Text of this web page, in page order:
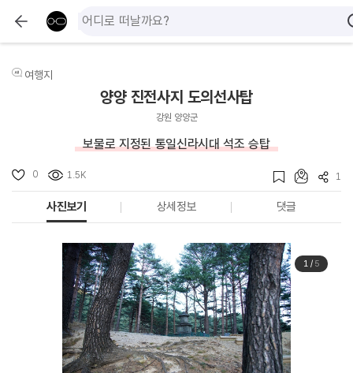
여행지
양양 진전사지 도의선사탑
강원 양양군
보물로 지정된 통일신라시대 석조 승탑
0 1.5K 1
사진보기 상세정보 댓글
1/ 5